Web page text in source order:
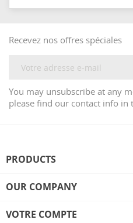
Recevez nos offres spéciales
You may unsubscribe at any
please find our contact info in
PRODUCTS
OUR COMPANY
VOTRE COMPTE